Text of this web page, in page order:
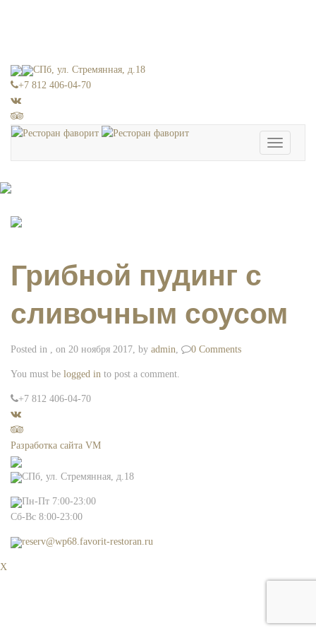
СПб, ул. Стремянная, д.18
+7 812 406-04-70
Toggle
navigation
Грибной пудинг с
сливочным соусом
Posted in , on 20 ноября 2017, by admin, 0 Comments
You must be logged in to post a comment.
+7 812 406-04-70
Разработка сайта VM
СПб, ул. Стремянная, д.18
Пн-Пт 7:00-23:00
Сб-Вс 8:00-23:00
reserv@wp68.favorit-restoran.ru
X